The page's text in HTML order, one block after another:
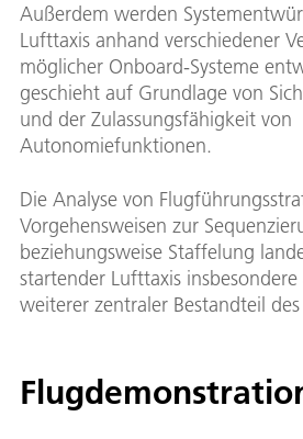
Außerdem werden
Lufttaxis anhand verschiedener
möglicher Onboard-Systeme
geschieht auf Grundlage von
und der Zulassungsfähigkeit von
Autonomiefunktionen.
Die Analyse von
Vorgehensweisen zur
beziehungsweise Staffelung
startender Lufttaxis
weiterer zentraler Bestandteil